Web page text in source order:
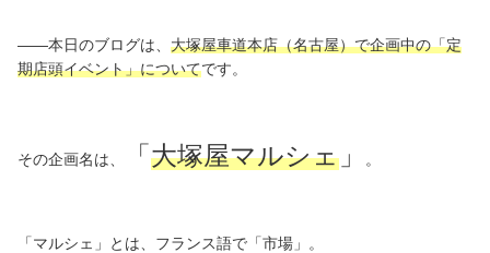
――本日のブログは、 大塚屋車道本店（名古屋）で企画中の「定
期店頭イベント」についてです。
その企画名は、 「大塚屋マルシェ 」 。
「マルシェ」とは、フランス語で「市場」。